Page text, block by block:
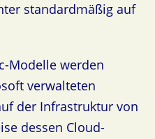
standardmäßig auf
Modelle werden
verwalteten
der Infrastruktur von
dessen Cloud-